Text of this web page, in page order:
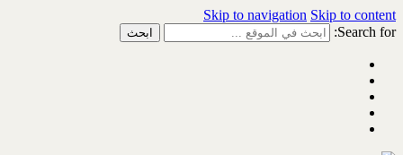
Skip to navigation Skip to content
Search for: